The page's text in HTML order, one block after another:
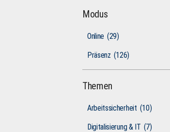
Modus
Online (29)
Präsenz (126)
Themen
Arbeitssicherheit (10)
Digitalisierung & IT (7)